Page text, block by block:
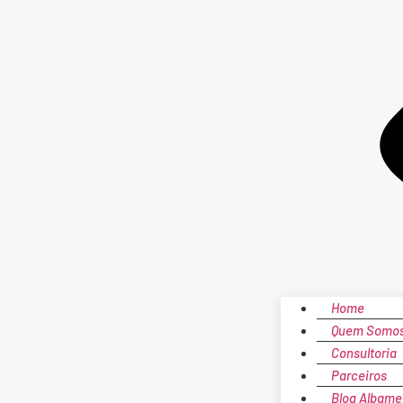
Home
Quem
Consultoria
Parceiros
Blog